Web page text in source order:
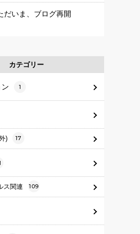
だいま、ブログ再開
カテゴリー
1
) 17
ス関連 109